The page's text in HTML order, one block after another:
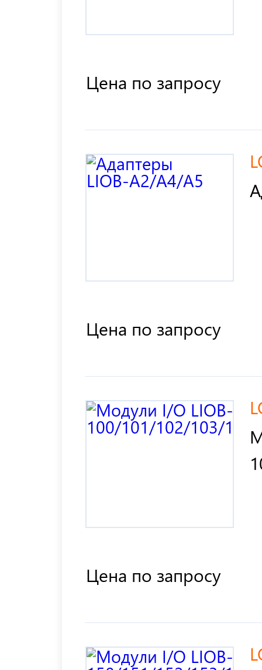
Цена по запросу
Цена по запросу
Цена по запросу